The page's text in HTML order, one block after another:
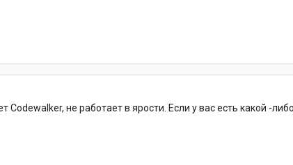
не работает в ярости. Если у вас есть какой -